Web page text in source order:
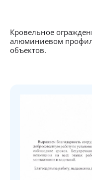
Кровельное
алюминиевом
объектов.